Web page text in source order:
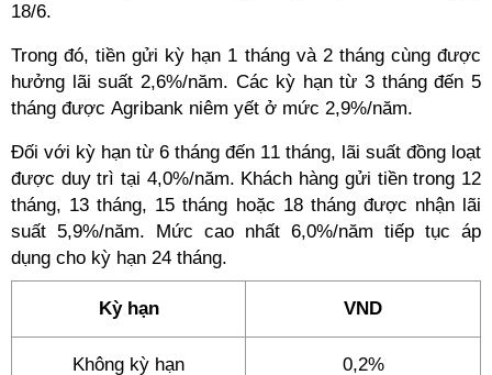
18/6.
Trong đó, tiền gửi kỳ hạn 1 tháng và 2 tháng cùng được
hưởng lãi suất 2,6%/năm. Các kỳ hạn từ 3 tháng đến 5
tháng được Agribank niêm yết ở mức 2,9%/năm.
Đối với kỳ hạn từ 6 tháng đến 11 tháng, lãi suất đồng loạt
được duy trì tại 4,0%/năm. Khách hàng gửi tiền trong 12
tháng, 13 tháng, 15 tháng hoặc 18 tháng được nhận lãi
suất 5,9%/năm. Mức cao nhất 6,0%/năm tiếp tục áp
dụng cho kỳ hạn 24 tháng.
Kỳ hạn VND
Không kỳ hạn 0,2%